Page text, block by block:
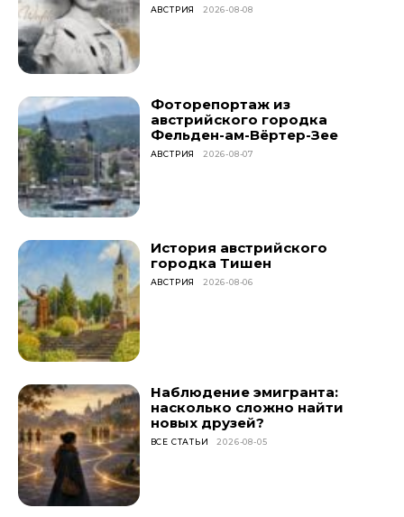
АВСТРИЯ 2026-08-08
Фоторепортаж из
австрийского городка
Фельден-ам-Вёртер-Зее
АВСТРИЯ 2026-08-07
История австрийского
городка Тишен
АВСТРИЯ 2026-08-06
Наблюдение эмигранта:
насколько сложно найти
новых друзей?
ВСЕ СТАТЬИ 2026-08-05